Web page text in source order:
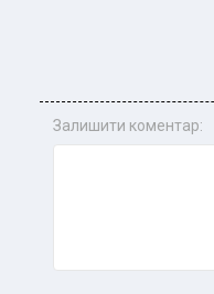
Залишити коментар: